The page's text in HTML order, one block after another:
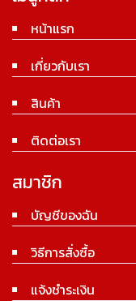
หน้าแรก
เกี่ยวกับเรา
สินค้า
ติดต่อเรา
สมาชิก
บัญชีของฉัน
วิธีการสั่งซื้อ
แจ้งชำระเงิน